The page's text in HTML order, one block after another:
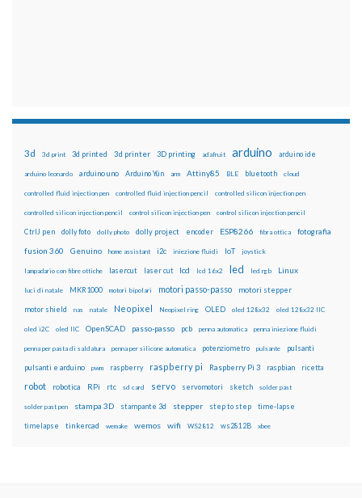
3d 3d print 3d printed 3d printer 3D printing adafruit arduino arduino ide
arduino leonardo arduino uno Arduino Yún arm Attiny85 BLE bluetooth cloud
controlled fluid injection pen controlled fluid injection pencil controlled silicon injection pen
controlled silicon injection pencil control silicon injection pen control silicon injection pencil
CtrlJ pen dolly foto dolly photo dolly project encoder ESP8266 fibra ottica fotografia
fusion 360 Genuino home assistant i2c iniezione fluidi IoT joystick
lampadario con fibre ottiche lasercut laser cut lcd lcd 16x2 led led rgb Linux
luci di natale MKR1000 motori bipolari motori passo-passo motori stepper
motor shield nas natale Neopixel Neopixel ring OLED oled 128x32 oled 128x32 IIC
oled i2C oled IIC OpenSCAD passo-passo pcb penna automatica penna iniezione fluidi
penna per pasta di saldatura penna per silicone automatica potenziometro pulsante pulsanti
pulsanti e arduino pwm raspberry raspberry pi Raspberry Pi 3 raspbian ricetta
robot robotica RPi rtc sd card servo servomotori sketch solder past
solder past pen stampa 3D stampante 3d stepper step to step time-lapse
timelapse tinkercad wemake wemos wifi WS2812 ws2812B xbee